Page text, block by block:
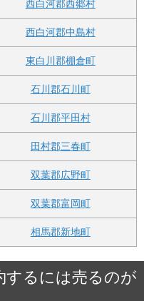
西白河郡西郷村
西白河郡中島村
東白川郡棚倉町
石川郡石川町
石川郡平田村
田村郡三春町
双葉郡広野町
双葉郡富岡町
相馬郡新地町
するには売るのが